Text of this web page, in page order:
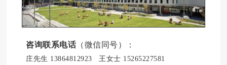
咨询联系电话（微信同号）：
庄先生 13864812923 王女士 15265227581